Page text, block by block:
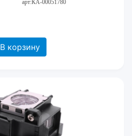
арт:КА-00051780
В корзину